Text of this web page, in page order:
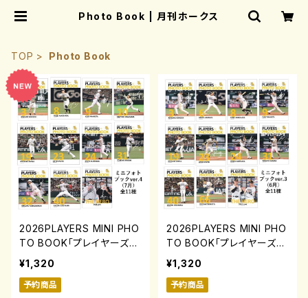
Photo Book | 月刊ホークス
TOP Photo Book
2026PLAYERS MINI PHO
TO BOOK「プレイヤーズミ
ニフォトブック」ver.4(7月)
0731-0817
¥1,320
予約商品
2026PLAYERS MINI PHO
TO BOOK「プレイヤーズミ
ニフォトブック」ver.3(6月)
0731-0817
¥1,320
予約商品